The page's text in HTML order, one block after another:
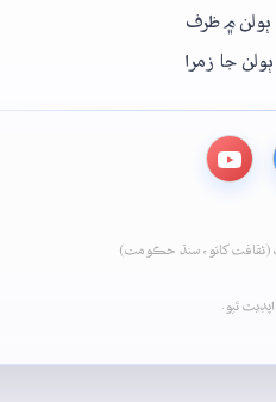
ٻولن ۾ ظرف
ٻولن جا زمرا